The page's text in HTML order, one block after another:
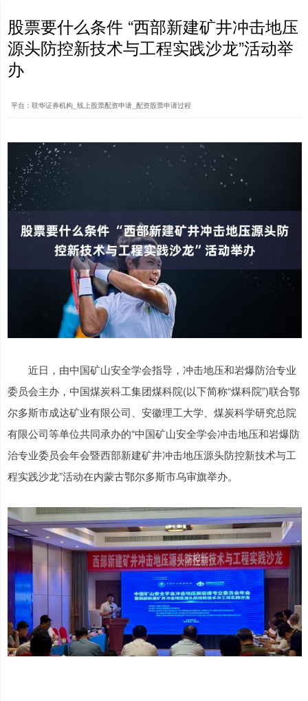
股票要什么条件 “西部新建矿井冲击地压
源头防控新技术与工程实践沙龙”活动举
办
平台：联华证券机构_线上股票配资申请_配资股票申请过程
近日，由中国矿山安全学会指导，冲击地压和岩爆防治专业
委员会主办，中国煤炭科工集团煤科院(以下简称“煤科院”)联合鄂
尔多斯市成达矿业有限公司、安徽理工大学、煤炭科学研究总院
有限公司等单位共同承办的“中国矿山安全学会冲击地压和岩爆防
治专业委员会年会暨西部新建矿井冲击地压源头防控新技术与工
程实践沙龙”活动在内蒙古鄂尔多斯市乌审旗举办。